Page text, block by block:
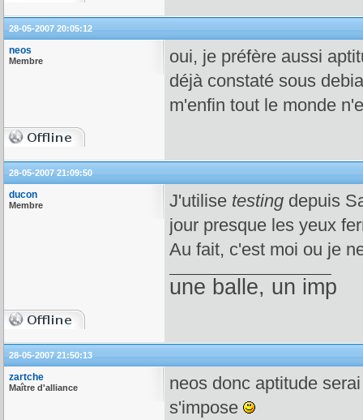
28-05-2007 20:05:12
neos
Membre
oui, je préfère aussi
déjà constaté sous
m'enfin tout le monde
28-05-2007 21:09:50
ducon
Membre J'utilise testing depuis
jour presque les yeux
Au fait, c'est moi ou je
une balle, un imp
28-05-2007 21:50:13
zartche
Maître d'alliance
neos donc aptitude
s'impose